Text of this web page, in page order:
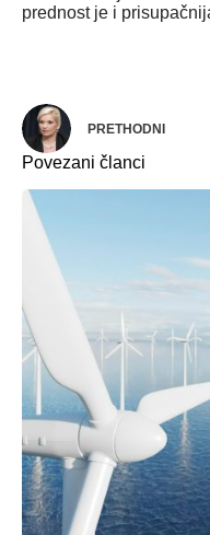
prednost je i
PRETHODNI
Povezani članci